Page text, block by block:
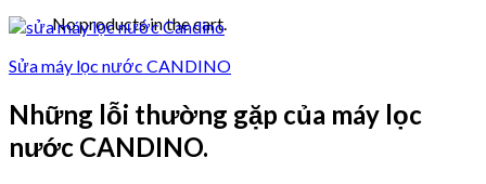
No products in the cart.
Sửa máy lọc nước CANDINO
Những lỗi thường gặp của máy lọc
nước CANDINO.